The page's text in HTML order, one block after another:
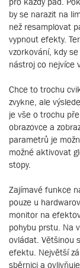
by se narazit na
než resamplovat
vypnout efekty.
vzorkování, kdy
nástroj co nejvíce
Chce to trochu
zvykne, ale
je vše o trochu
obrazovce a
parametrů je
možné aktivovat
stopy.
Zajímavé funkce
pouze u
monitor na
pohybu prstu. Na
ovládat. Většinou
efektu. Největší
sběrnici a